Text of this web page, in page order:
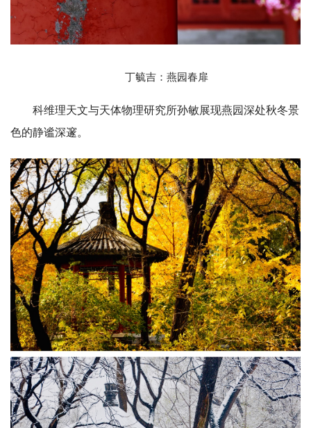
丁毓吉：燕园春扉
科维理天文与天体物理研究所孙敏展现燕园深处秋冬景
色的静谧深邃。